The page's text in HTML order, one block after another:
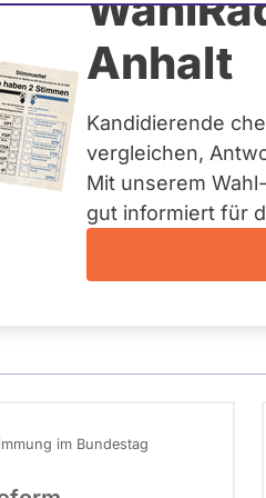
Anhalt
Kandidierende
vergleichen,
Mit unserem
gut informiert für
St. Wendel
im Bundestag